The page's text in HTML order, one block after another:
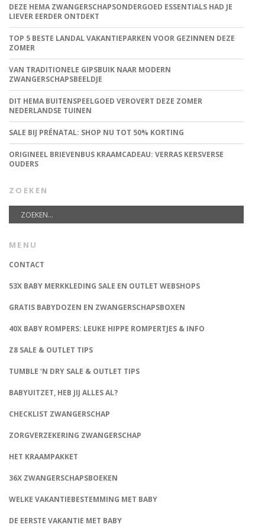
DEZE HEMA ZWANGERSCHAPSONDERGOED ESSENTIALS HAD JE
LIEVER EERDER ONTDEKT
TOP 5 BESTE LANDAL VAKANTIEPARKEN VOOR GEZINNEN DEZE
ZOMER
VAN TRADITIONELE GIPSBUIK NAAR MODERN
ZWANGERSCHAPSBEELDJE
DIT HEMA BUITENSPEELGOED VEROVERT DEZE ZOMER
NEDERLANDSE TUINEN
SALE BIJ PRÉNATAL: SHOP NU TOT 50% KORTING
ORIGINEEL BRIEVENBUS KRAAMCADEAU: VERRAS KERSVERSE
OUDERS
ZOEKEN
MENU
CONTACT
53X BABY MERKKLEDING SALE EN OUTLET WEBSHOPS
GRATIS BABYDOZEN EN ZWANGERSCHAPSBOXEN
40X BABY ROMPERS: LEUKE HIPPE ROMPERTJES & INFO
Z8 SALE & OUTLET TIPS
TUMBLE ‘N DRY SALE & OUTLET TIPS
BABYUITZET, HEB JIJ ALLES AL?
CHECKLIST ZWANGERSCHAP
ZORGVERZEKERING ZWANGERSCHAP
HET KRAAMPAKKET
36X ZWANGERSCHAPSBOEKEN
WELKE VAKANTIEBESTEMMING MET BABY
DE EERSTE VAKANTIE MET BABY